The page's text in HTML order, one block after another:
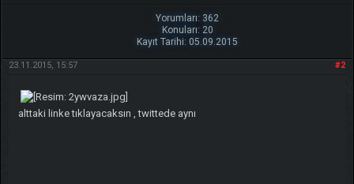
Yorumları: 362
Konuları: 20
Kayıt Tarihi: 05.09.2015
#2
23.11.2015, 15:57
alttaki linke tıklayacaksın , twittede aynı